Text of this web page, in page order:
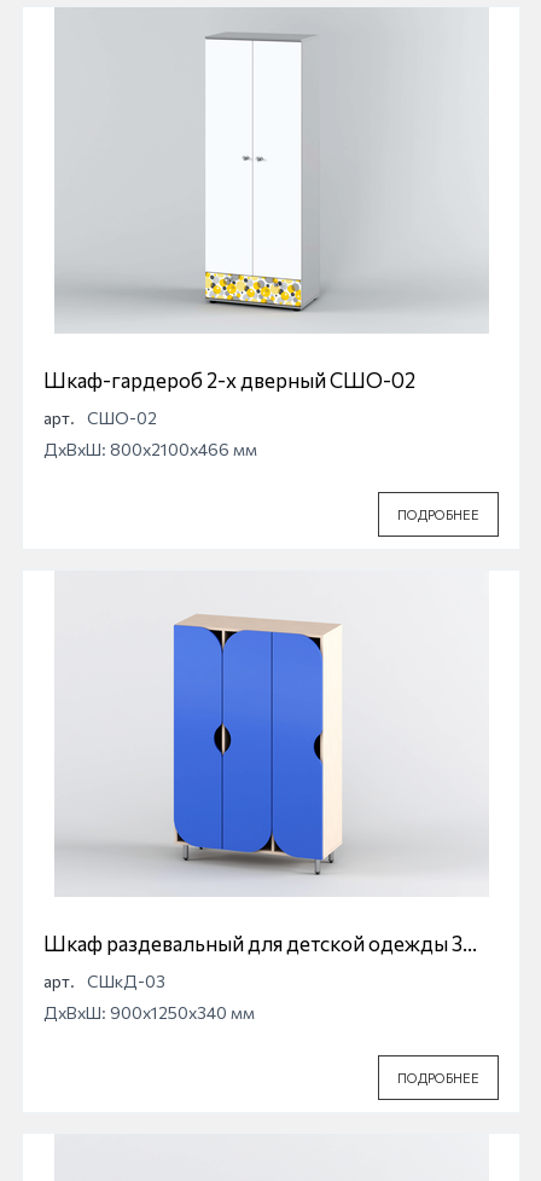
Шкаф-гардероб 2-х дверный СШО-02
арт.
СШО-02
ДхВхШ: 800x2100x466 мм
ПОДРОБНЕЕ
Шкаф раздевальный для детской одежды 3
секционный
арт.
СШкД-03
ДхВхШ: 900x1250x340 мм
ПОДРОБНЕЕ